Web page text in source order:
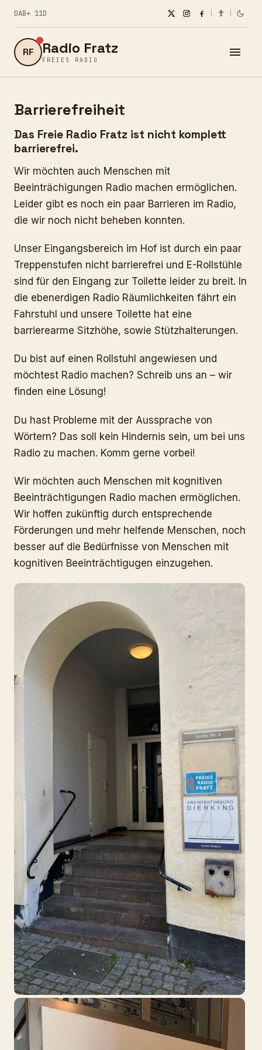
DAB+ 11D
RF Radio Fratz
FREIES RADIO
Barrierefreiheit
Das Freie Radio Fratz ist nicht komplett
barrierefrei.
Wir möchten auch Menschen mit
Beeinträchigungen Radio machen ermöglichen.
Leider gibt es noch ein paar Barrieren im Radio,
die wir noch nicht beheben konnten.
Unser Eingangsbereich im Hof ist durch ein paar
Treppenstufen nicht barrierefrei und E-Rollstühle
sind für den Eingang zur Toilette leider zu breit. In
die ebenerdigen Radio Räumlichkeiten fährt ein
Fahrstuhl und unsere Toilette hat eine
barrierearme Sitzhöhe, sowie Stützhalterungen.
Du bist auf einen Rollstuhl angewiesen und
möchtest Radio machen? Schreib uns an – wir
finden eine Lösung!
Du hast Probleme mit der Aussprache von
Wörtern? Das soll kein Hindernis sein, um bei uns
Radio zu machen. Komm gerne vorbei!
Wir möchten auch Menschen mit kognitiven
Beeinträchtigungen Radio machen ermöglichen.
Wir hoffen zukünftig durch entsprechende
Förderungen und mehr helfende Menschen, noch
besser auf die Bedürfnisse von Menschen mit
kognitiven Beeinträchtigugen einzugehen.